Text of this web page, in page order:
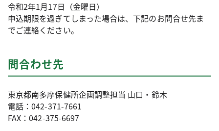
令和2年1月17日（金曜日）
申込期限を過ぎてしまった場合は、下記のお問合せ先ま
でご連絡ください。
問合わせ先
東京都南多摩保健所企画調整担当 山口・鈴木
電話：042-371-7661
FAX：042-375-6697